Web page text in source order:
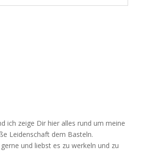
ich zeige Dir hier alles rund um meine
Leidenschaft dem Basteln.
und liebst es zu werkeln und zu